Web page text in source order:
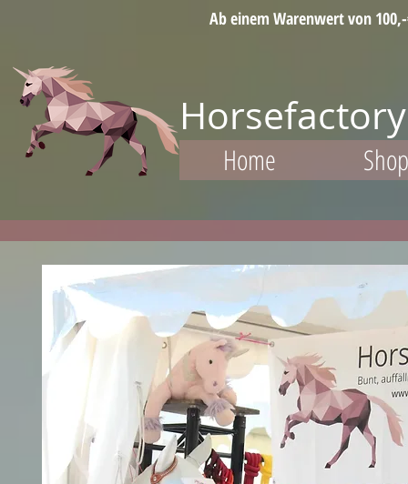
Ab einem Warenwert von
Horsefactory
Home Shop